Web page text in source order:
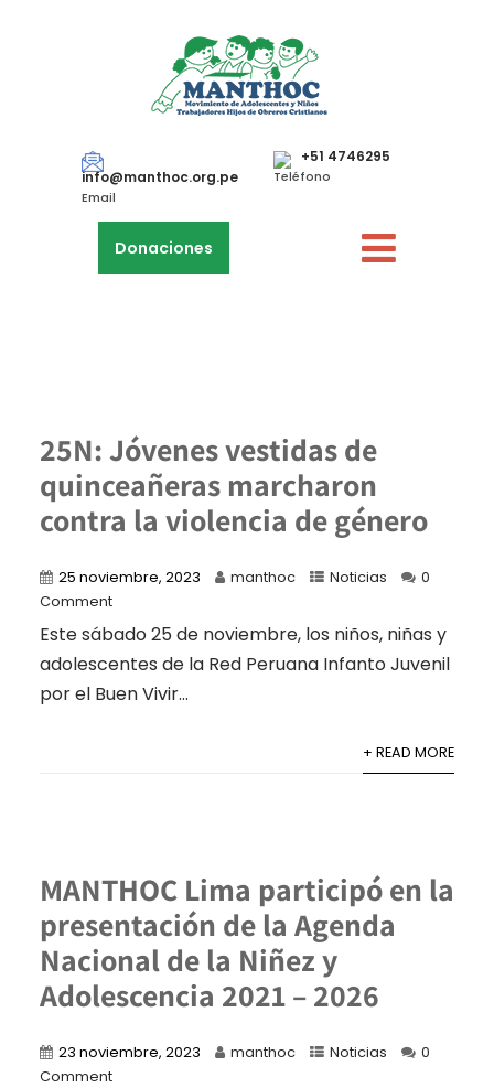
info@manthoc.org.pe
Email
+51 4746295
Teléfono
Donaciones
25N: Jóvenes vestidas de
quinceañeras marcharon
contra la violencia de género
25 noviembre, 2023 manthoc Noticias
0
Comment
Este sábado 25 de noviembre, los niños, niñas y
adolescentes de la Red Peruana Infanto Juvenil
por el Buen Vivir...
+ READ MORE
MANTHOC Lima participó en la
presentación de la Agenda
Nacional de la Niñez y
Adolescencia 2021 – 2026
23 noviembre, 2023 manthoc Noticias
0
Comment